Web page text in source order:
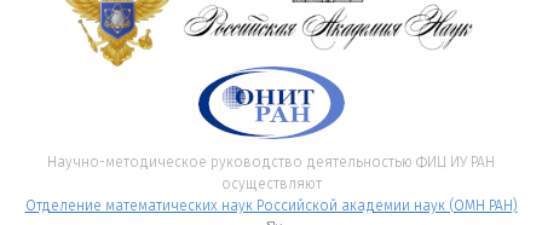
Научно-методическое руководство деятельностью ФИЦ ИУ РАН
осуществляют
Отделение математических наук Российской академии наук (ОМН РАН)